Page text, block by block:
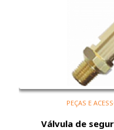
PEÇAS E
Válvula de